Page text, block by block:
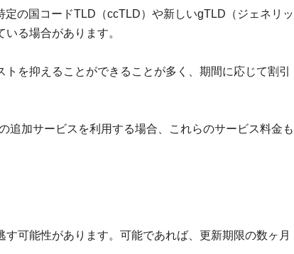
の国コードTLD（ccTLD）や新しいgTLD（ジェネリッ
る場合があります。
を抑えることができることが多く、期間に応じて割引
追加サービスを利用する場合、これらのサービス料金も
可能性があります。可能であれば、更新期限の数ヶ月